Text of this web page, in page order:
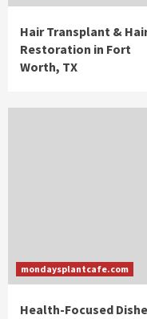
Hair Transplant &
Restoration in Fort
Worth, TX
mondaysplantcafe.com
Health-Focused